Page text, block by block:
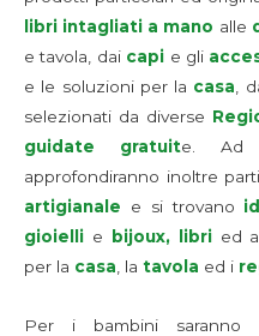
libri intagliati a mano alle
e tavola, daicapi e gli
e le soluzioni per la casa,
selezionati da diverse
guidate gratuite. Ad
approfondiranno inoltre
artigianale e si trovano
gioielli e bijoux, libri ed
per la casa, la tavola ed i
Per i bambini saranno